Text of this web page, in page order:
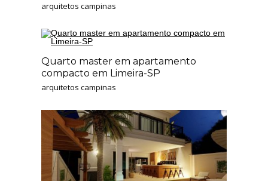
arquitetos campinas
Quarto master em apartamento
compacto em Limeira-SP
arquitetos campinas